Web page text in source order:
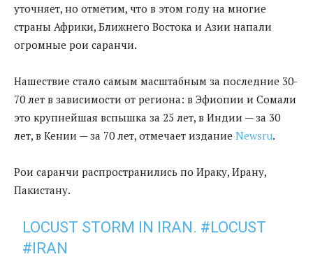
уточняет, но отметим, что в этом году на многие
страны Африки, Ближнего Востока и Азии напали
огромные рои саранчи.
Нашествие стало самым масштабным за последние 30-
70 лет в зависимости от региона: в Эфиопии и Сомали
это крупнейшая вспышка за 25 лет, в Индии — за 30
лет, в Кении — за 70 лет, отмечает издание Newsru.
Рои саранчи распространились по Ираку, Ирану,
Пакистану.
LOCUST STORM IN IRAN. #LOCUST
#IRAN